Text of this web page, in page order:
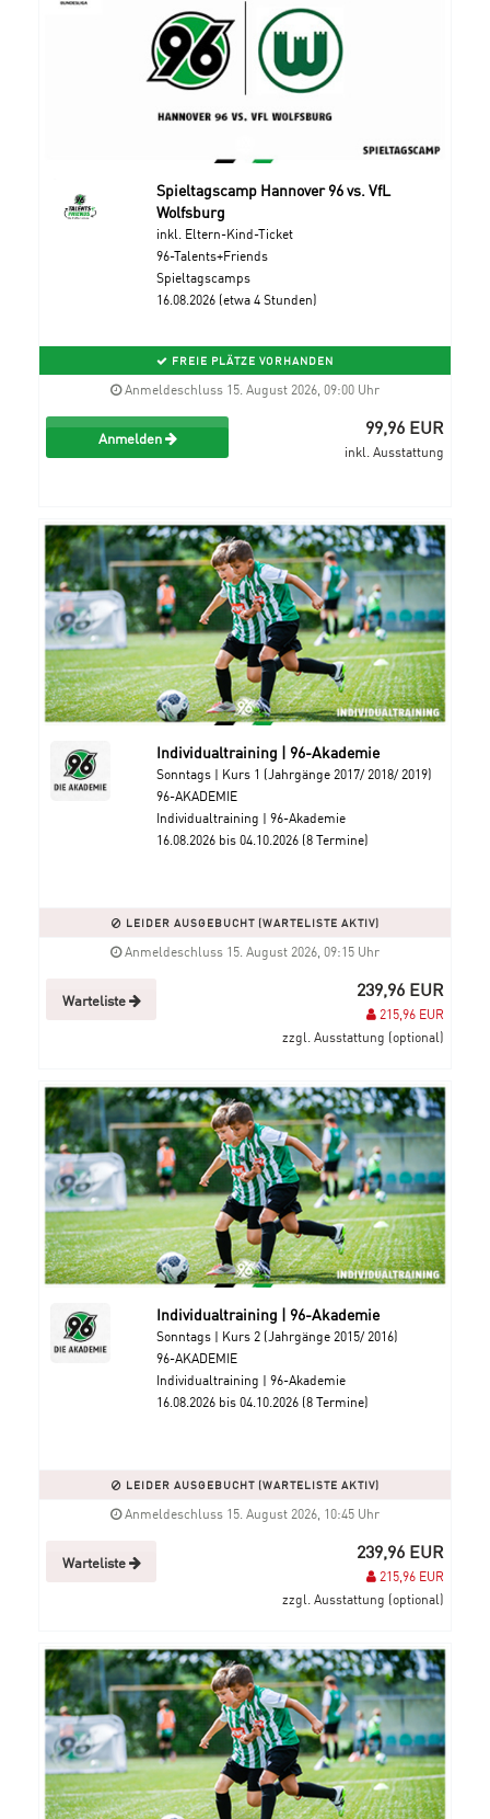
Spieltagscamp Hannover 96 vs. VfL
Wolfsburg
inkl. Eltern-Kind-Ticket
96-Talents+Friends
Spieltagscamps
16.08.2026 (etwa 4 Stunden)
FREIE PLÄTZE VORHANDEN
Anmeldeschluss 15. August 2026, 09:00 Uhr
Anmelden 99,96 EUR
inkl. Ausstattung
Individualtraining | 96-Akademie
Sonntags | Kurs 1 (Jahrgänge 2017/ 2018/ 2019)
96-AKADEMIE
Individualtraining | 96-Akademie
16.08.2026 bis 04.10.2026 (8 Termine)
LEIDER AUSGEBUCHT (WARTELISTE AKTIV)
Anmeldeschluss 15. August 2026, 09:15 Uhr
Warteliste 239,96 EUR
215,96 EUR
zzgl. Ausstattung (optional)
Individualtraining | 96-Akademie
Sonntags | Kurs 2 (Jahrgänge 2015/ 2016)
96-AKADEMIE
Individualtraining | 96-Akademie
16.08.2026 bis 04.10.2026 (8 Termine)
LEIDER AUSGEBUCHT (WARTELISTE AKTIV)
Anmeldeschluss 15. August 2026, 10:45 Uhr
Warteliste 239,96 EUR
215,96 EUR
zzgl. Ausstattung (optional)